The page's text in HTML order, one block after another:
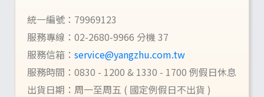
統一編號：79969123
服務專線：02-2680-9966 分機 37
服務信箱： service@yangzhu.com.tw
服務時間：0830 - 1200 & 1330 - 1700 例假日休息
出貨日期：周一至周五 ( 國定例假日不出貨 )